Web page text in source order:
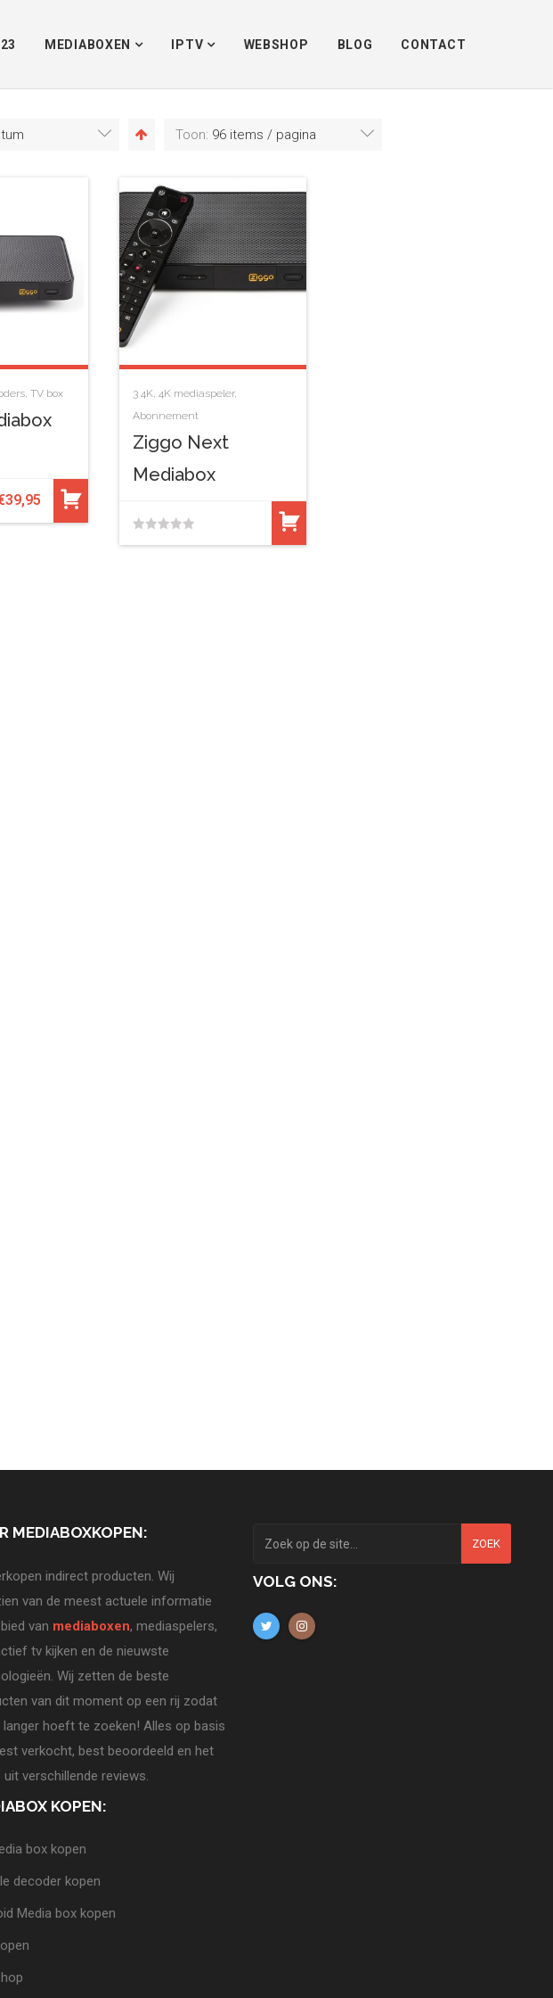
MEDIABOXEN IPTV WEBSHOP BLOG CONTACT
Toon: 96 items / pagina
, TV box
39,95
3 4K, 4K mediaspeler,
Abonnement
Ziggo Next
Mediabox
MEDIABOXKOPEN:
indirect producten. Wij
van de meest actuele informatie
van mediaboxen, mediaspelers,
tv kijken en de nieuwste
Wij zetten de beste
van dit moment op een rij zodat
langer hoeft te zoeken! Alles op basis
verkocht, best beoordeeld en het
uit verschillende reviews.
KOPEN:
box kopen
decoder kopen
Media box kopen
ZOEK
VOLG ONS: